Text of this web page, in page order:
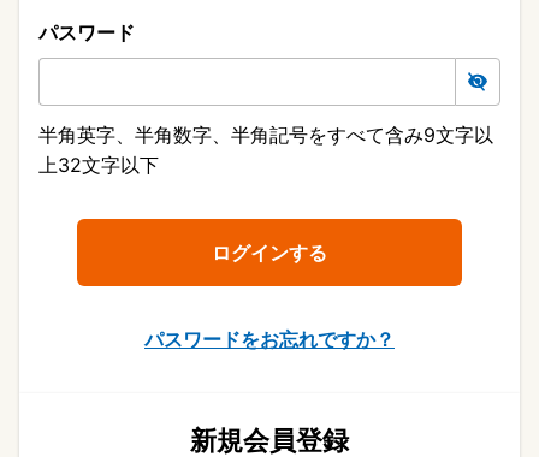
パスワード
半角英字、半角数字、半角記号をすべて含み9文字以
上32文字以下
パスワードをお忘れですか？
新規会員登録